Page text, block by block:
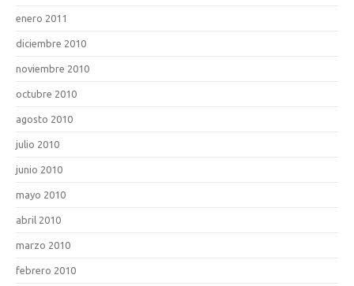
enero 2011
diciembre 2010
noviembre 2010
octubre 2010
agosto 2010
julio 2010
junio 2010
mayo 2010
abril 2010
marzo 2010
febrero 2010